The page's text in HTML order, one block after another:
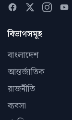
বিভাগসমূহ
বাংলাদেশ
আন্তর্জাতিক
রাজনীতি
ব্যবসা